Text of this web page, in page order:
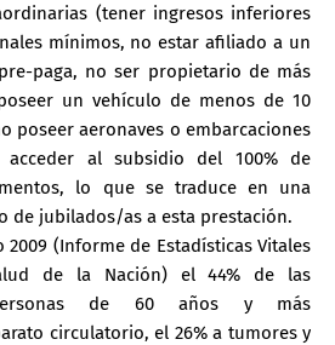
(tener ingresos inferiores
mínimos, no estar afiliado a un
paga, no ser propietario de más
un vehículo de menos de 10
poseer aeronaves o embarcaciones
al subsidio del 100% de
lo que se traduce en una
de jubilados/as a esta prestación.
2009 (Informe de Estadísticas Vitales
de la Nación) el 44% de las
de 60 años y más
circulatorio, el 26% a tumores y